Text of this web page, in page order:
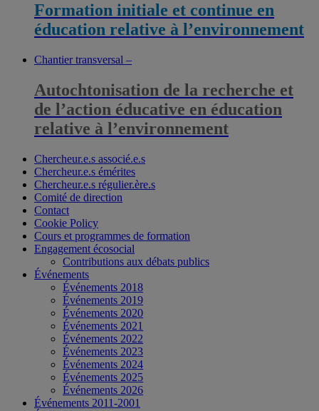
Formation initiale et continue en
éducation relative à l’environnement
Chantier transversal –
Autochtonisation de la recherche et
de l’action éducative en éducation
relative à l’environnement
Chercheur.e.s associé.e.s
Chercheur.e.s émérites
Chercheur.e.s régulier.ère.s
Comité de direction
Contact
Cookie Policy
Cours et programmes de formation
Engagement écosocial
Contributions aux débats publics
Événements
Événements 2018
Événements 2019
Événements 2020
Événements 2021
Événements 2022
Événements 2023
Événements 2024
Événements 2025
Événements 2026
Événements 2011-2001